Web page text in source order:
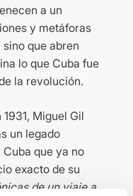
a un
y metáforas
que abren
lo que Cuba fue
la revolución.
Miguel Gil
un legado
que ya no
exacto de su
de un viaje a